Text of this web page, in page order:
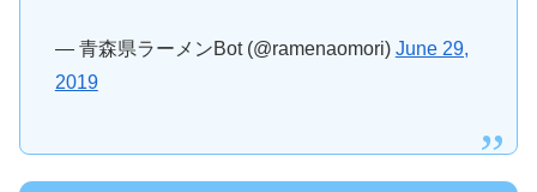
— 青森県ラーメンBot (@ramenaomori) June 29,
2019